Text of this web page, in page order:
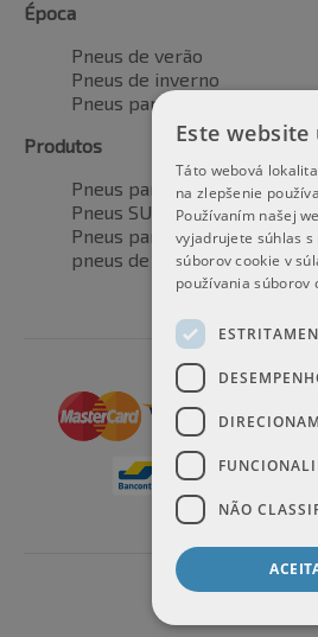
Época
Pneus de verão
Pneus de inverno
Pneus para todas as estações
Produtos
Pneus para automóveis
Pneus SUV / 4x4
Pneus para veículos de
pneus de motocicleta
Este website
Táto webová
na zlepšenie
Používaním našej
vyjadrujete súhlas
súborov cookie v
používania súborov
NÃO